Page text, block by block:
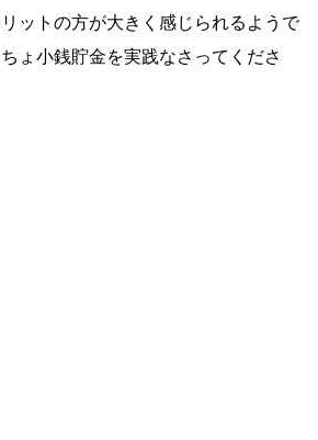
ットの方が大きく感じられるようで
ょ小銭貯金を実践なさってくださ